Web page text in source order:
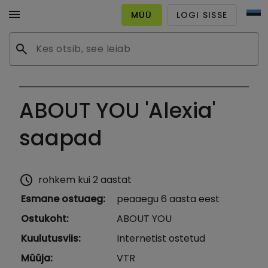
menu
search
MÜÜ LOGI SISSE
ABOUT YOU 'Alexia'
saapad
schedule rohkem kui 2 aastat
Esmane ostuaeg:
peaaegu 6 aasta eest
Ostukoht:
ABOUT YOU
Kuulutusviis:
Internetist ostetud
Müüja:
VTR